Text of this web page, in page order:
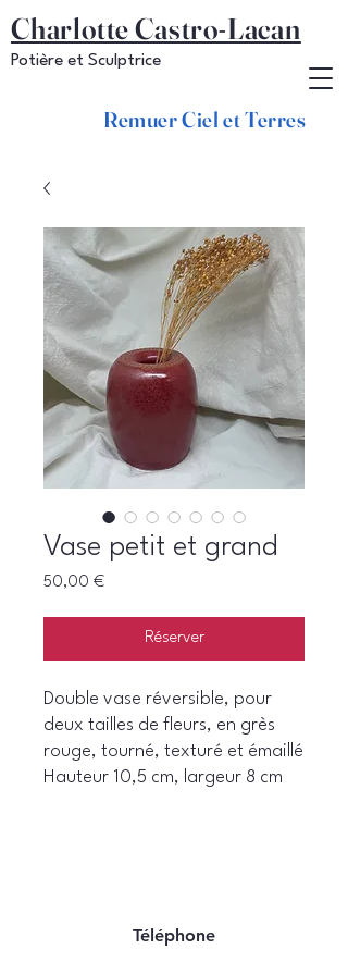
Remuer Ciel et Terres
Potière et Sculptrice
Charlotte Castro-Lacan
Vase petit et grand
50,00 €Prix
Réserver
Double vase réversible, pour
deux tailles de fleurs, en grès
rouge, tourné, texturé et émaillé
Hauteur 10,5 cm, largeur 8 cm
Téléphone